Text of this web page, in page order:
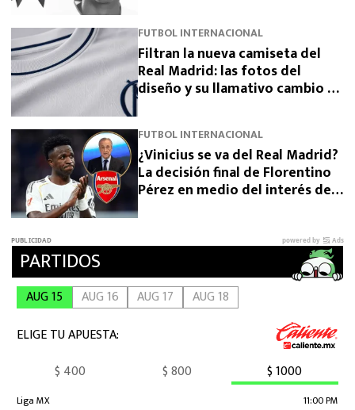
FUTBOL INTERNACIONAL
Filtran la nueva camiseta del
Real Madrid: las fotos del
diseño y su llamativo cambio de
FUTBOL INTERNACIONAL
¿Vinicius se va del Real Madrid?
La decisión final de Florentino
Pérez en medio del interés del